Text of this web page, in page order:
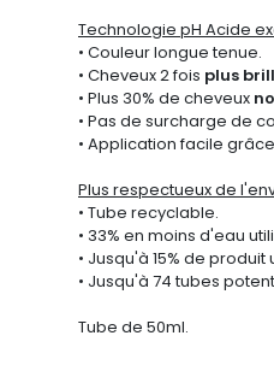
Technologie pH Acide
• Couleur longue tenue.
• Cheveux 2 fois plus
• Plus 30% de cheveux
• Pas de surcharge de
• Application facile
Plus respectueux de
• Tube recyclable.
• 33% en moins d'eau
• Jusqu'à 15% de
• Jusqu'à 74 tubes
Tube de 50ml.